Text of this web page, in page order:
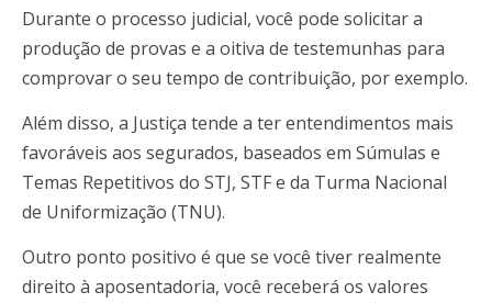
Durante o processo judicial, você pode solicitar a
produção de provas e a oitiva de testemunhas para
comprovar o seu tempo de contribuição, por exemplo.
Além disso, a Justiça tende a ter entendimentos mais
favoráveis aos segurados, baseados em Súmulas e
Temas Repetitivos do STJ, STF e da Turma Nacional
de Uniformização (TNU).
Outro ponto positivo é que se você tiver realmente
direito à aposentadoria, você receberá os valores